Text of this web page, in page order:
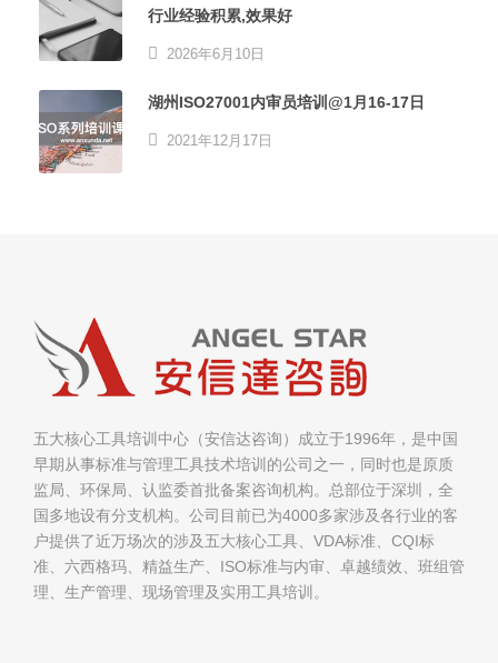
行业经验积累,效果好
2026年6月10日
湖州ISO27001内审员培训@1月16-17日
2021年12月17日
五大核心工具培训中心（安信达咨询）成立于1996年，是中国
早期从事标准与管理工具技术培训的公司之一，同时也是原质
监局、环保局、认监委首批备案咨询机构。总部位于深圳，全
国多地设有分支机构。公司目前已为4000多家涉及各行业的客
户提供了近万场次的涉及五大核心工具、VDA标准、CQI标
准、六西格玛、精益生产、ISO标准与内审、卓越绩效、班组管
理、生产管理、现场管理及实用工具培训。